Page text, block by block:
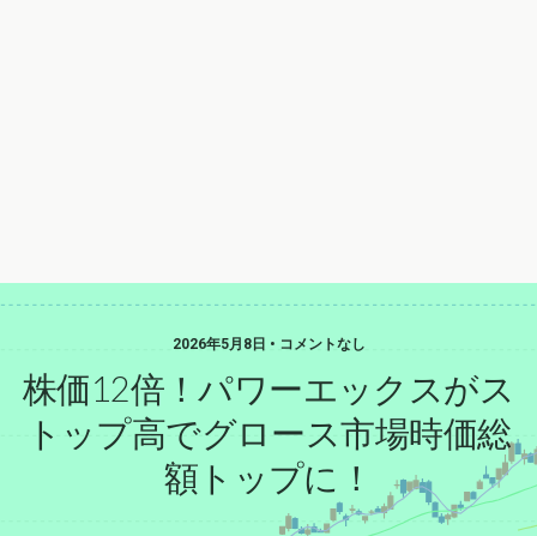
2026年5月8日 • コメントなし
株価12倍！パワーエックスがス
トップ高でグロース市場時価総
額トップに！